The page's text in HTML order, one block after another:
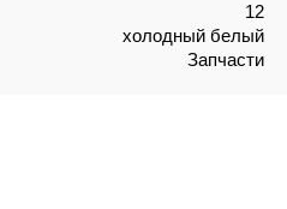
12
холодный белый
Запчасти